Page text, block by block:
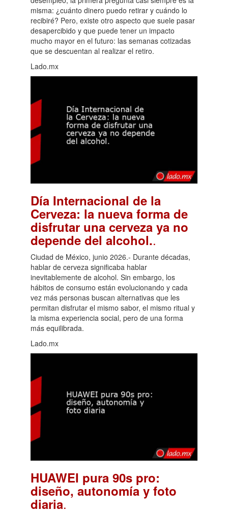
misma: ¿cuánto dinero puedo retirar y cuándo lo
recibiré? Pero, existe otro aspecto que suele pasar
desapercibido y que puede tener un impacto
mucho mayor en el futuro: las semanas cotizadas
que se descuentan al realizar el retiro.
Lado.mx
Día Internacional de la
Cerveza: la nueva forma de
disfrutar una cerveza ya no
depende del alcohol..
Ciudad de México, junio 2026.- Durante décadas,
hablar de cerveza significaba hablar
inevitablemente de alcohol. Sin embargo, los
hábitos de consumo están evolucionando y cada
vez más personas buscan alternativas que les
permitan disfrutar el mismo sabor, el mismo ritual y
la misma experiencia social, pero de una forma
más equilibrada.
Lado.mx
HUAWEI pura 90s pro:
diseño, autonomía y foto
diaria.